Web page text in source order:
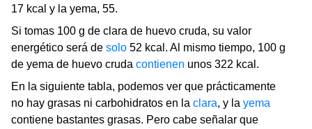
17 kcal y la yema, 55.
Si tomas 100 g de clara de huevo cruda, su valor
energético será de solo 52 kcal. Al mismo tiempo, 100 g
de yema de huevo cruda contienen unos 322 kcal.
En la siguiente tabla, podemos ver que prácticamente
no hay grasas ni carbohidratos en la clara, y la yema
contiene bastantes grasas. Pero cabe señalar que